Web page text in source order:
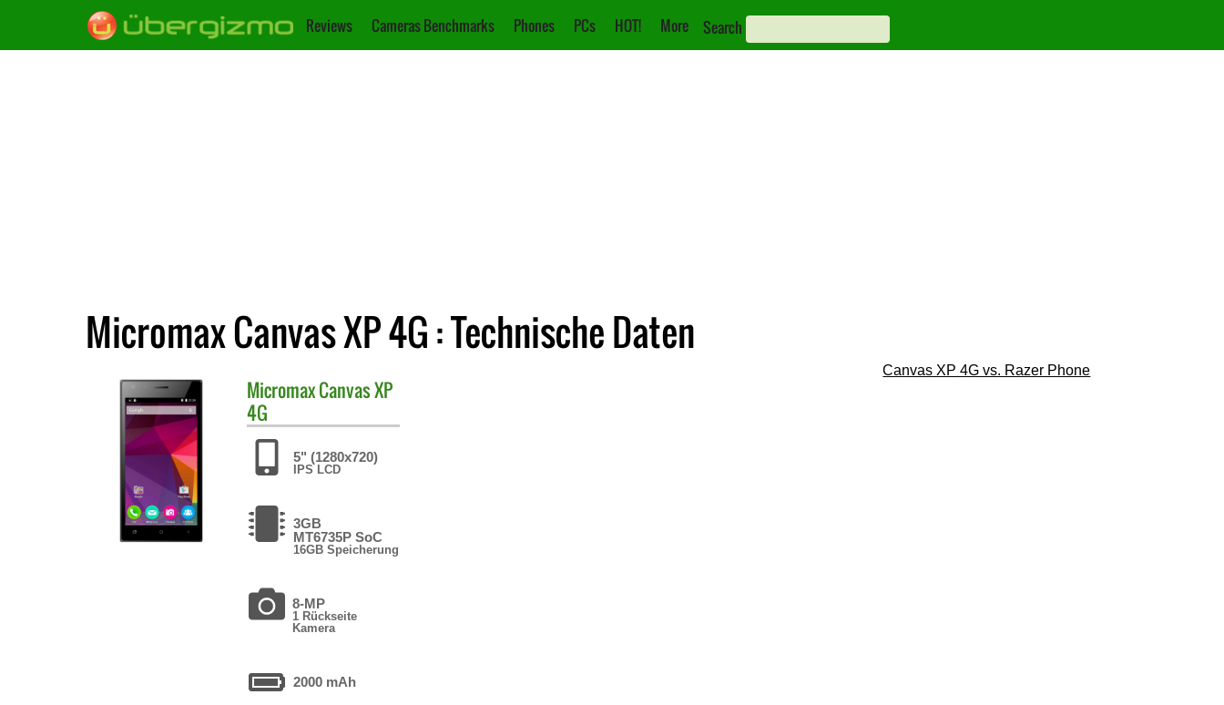
Reviews Cameras Benchmarks Phones PCs HOT! More Search
Micromax Canvas XP 4G : Technische Daten
MicromaxCanvas XP
4G
5" (1280x720)
IPS LCD
3GB
MT6735P SoC
16GB Speicherung
8-MP
1 Rückseite
Kamera
2000 mAh
Canvas XP 4G vs. Razer Phone